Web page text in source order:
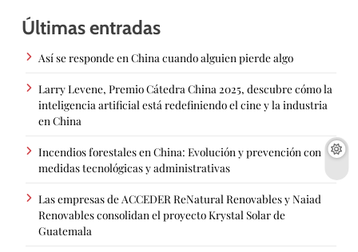
Últimas entradas
Así se responde en China cuando alguien pierde algo
Larry Levene, Premio Cátedra China 2025, descubre cómo la
inteligencia artificial está redefiniendo el cine y la industria
en China
Incendios forestales en China: Evolución y prevención con
medidas tecnológicas y administrativas
Las empresas de ACCEDER ReNatural Renovables y Naiad
Renovables consolidan el proyecto Krystal Solar de
Guatemala